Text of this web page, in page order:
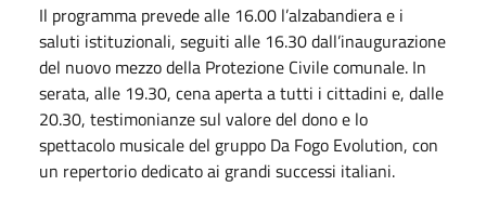
Il programma prevede alle 16.00 l’alzabandiera e i
saluti istituzionali, seguiti alle 16.30 dall’inaugurazione
del nuovo mezzo della Protezione Civile comunale. In
serata, alle 19.30, cena aperta a tutti i cittadini e, dalle
20.30, testimonianze sul valore del dono e lo
spettacolo musicale del gruppo Da Fogo Evolution, con
un repertorio dedicato ai grandi successi italiani.